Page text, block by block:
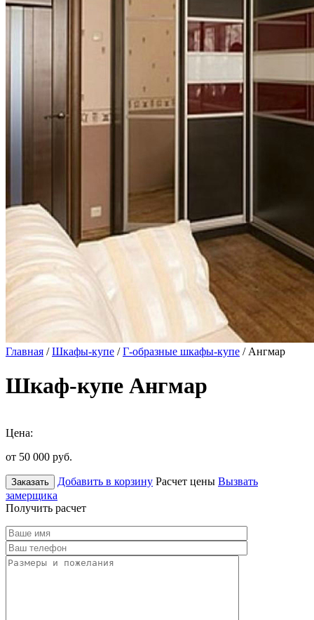
Главная /Шкафы-купе /Г-образные шкафы-купе / Ангмар
Шкаф-купе Ангмар
Цена:
от 50 000 руб.
Заказать Добавить в корзину Расчет цены Вызвать
замерщика
Получить расчет